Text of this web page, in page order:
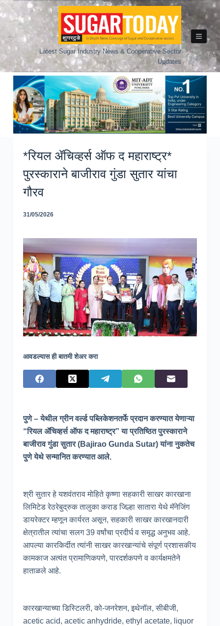
Skip
to
Latest Sugar Industry News & Cooperative Sector
Updates
*रियल ॲचिव्हर्स ऑफ द महाराष्ट्र*
पुरस्काराने बाजीराव गुंडा सुतार यांचा
गौरव
31/05/2026
आवडल्यास ही बातमी शेअर करा
पुणे – येथील ग्रीन वर्ल्ड पब्लिकेशनतर्फे प्रदान करण्यात येणाऱ्या
“रियल ॲचिव्हर्स ऑफ द महाराष्ट्र” या प्रतिष्ठित पुरस्काराने
बाजीराव गुंडा सुतार (Bajirao Gunda Sutar) यांना नुकतेच
पुणे येथे सन्मानित करण्यात आले.
श्री सुतार हे यशवंतराव मोहिते कृष्णा सहकारी साखर कारखाना
लिमिटेड रेठरेबुद्रुक तालुका कराड जिल्हा सातारा येथे मॅनेजिंग
डायरेक्टर म्हणून कार्यरत असून, सहकारी साखर कारखानदारी
क्षेत्रातील त्यांचा सलग 39 वर्षांचा प्रदीर्घ व समृद्ध अनुभव आहे.
आपल्या कारकिर्दीत त्यांनी साखर कारखान्यांचे संपूर्ण प्रशासकीय
कामकाज अत्यंत प्रामाणिकपणे, पारदर्शकपणे व कार्यक्षमतेने
हाताळले आहे.
कारखान्याच्या डिस्टिलरी, को-जनरेशन, इथेनॉल, सीबीजी,
acetic acid, acetic anhydride, ethyl acetate, liquor